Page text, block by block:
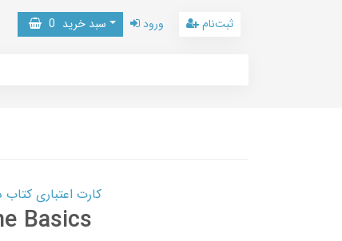
سبد خرید 0 ورود ثبت‌نام
کارت اعتباری کتاب دانلود با 10,000,000 اعتبار
Basics